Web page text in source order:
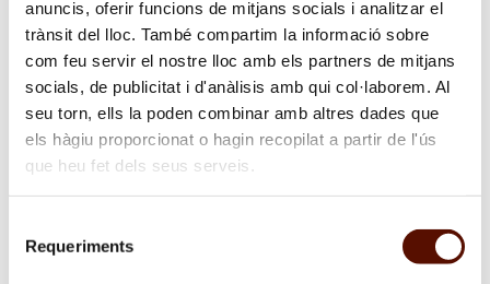
anuncis, oferir funcions de mitjans socials i analitzar el
trànsit del lloc. També compartim la informació sobre
com feu servir el nostre lloc amb els partners de mitjans
socials, de publicitat i d'anàlisis amb qui col·laborem. Al
seu torn, ells la poden combinar amb altres dades que
els hàgiu proporcionat o hagin recopilat a partir de l'ús
que heu fet dels seus serveis.
Requeriments
Venta de entradas